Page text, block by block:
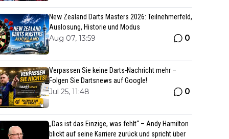
New Zealand Darts Masters 2026: Teilnehmerfeld,
Auslosung, Historie und Modus
Aug 07, 13:59 0
Verpassen Sie keine Darts-Nachricht mehr –
Folgen Sie Dartsnews auf Google!
Jul 25, 11:48 0
„Das ist das Einzige, was fehlt“ – Andy Hamilton
blickt auf seine Karriere zurück und spricht über